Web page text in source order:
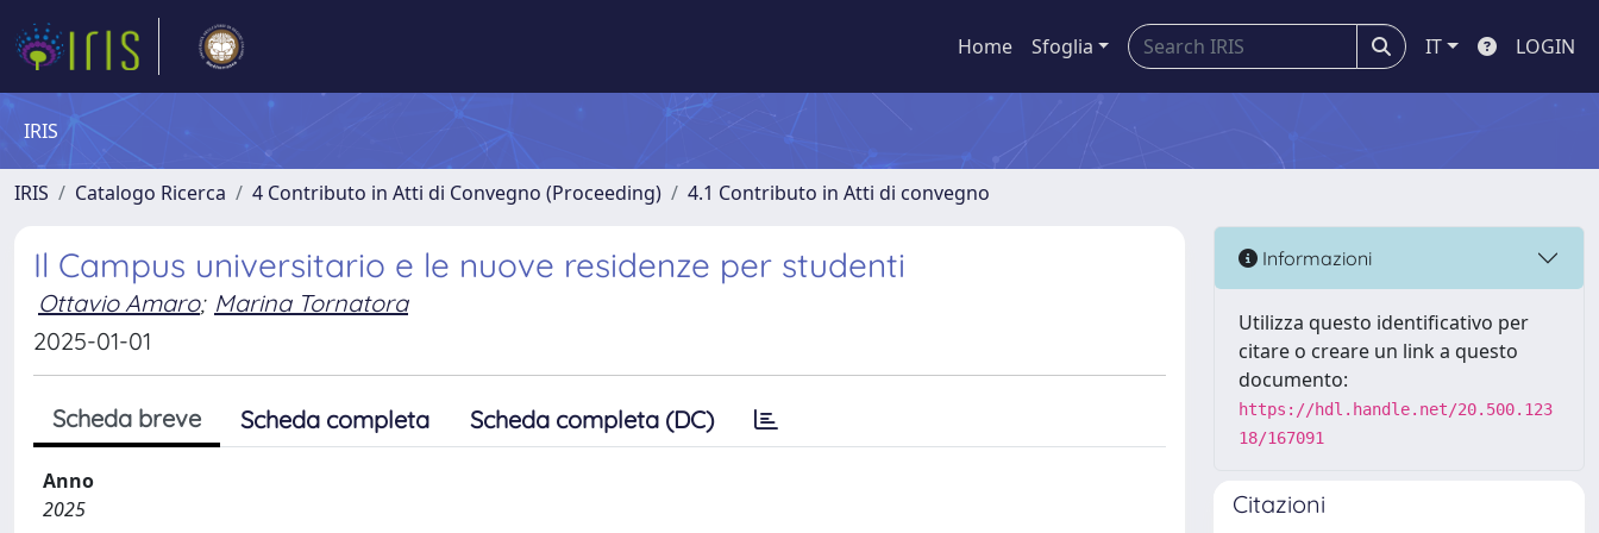
Home Sfoglia IT LOGIN
IRIS
IRIS Catalogo Ricerca 4 Contributo in Atti di Convegno (Proceeding) 4.1 Contributo in Atti di convegno
Il Campus universitario e le nuove residenze per studenti
Ottavio Amaro; Marina Tornatora
2025-01-01
Scheda breve Scheda completa Scheda completa (DC)
Anno
2025
Informazioni
Utilizza questo identificativo per
citare o creare un link a questo
documento:
https://hdl.handle.net/20.500.123
18/167091
Citazioni